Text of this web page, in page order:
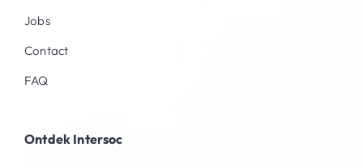
Jobs
Contact
FAQ
Ontdek Intersoc